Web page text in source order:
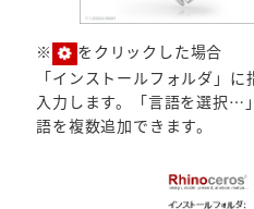
※
をクリックした場合
「インストールフォルダ」
入力します。「言語を選択…
語を複数追加できます。